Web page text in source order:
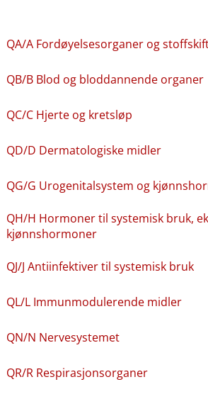
QA​/​A Fordøyelsesorganer og
QB​/​B Blod og bloddannende organer
QC​/​C Hjerte og kretsløp
QD​/​D Dermatologiske midler
QG​/​G Urogenitalsystem og
QH​/​H Hormoner til systemisk bruk,
kjønnshormoner
QJ​/​J Antiinfektiver til systemisk bruk
QL​/​L Immunmodulerende midler
QN​/​N Nervesystemet
QR​/​R Respirasjonsorganer